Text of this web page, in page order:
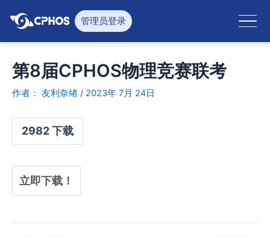
管理员登录
第8届CPHOS物理竞赛联考
作者： 友利奈绪 / 2023年 7月 24日
2982下载
立即下载！